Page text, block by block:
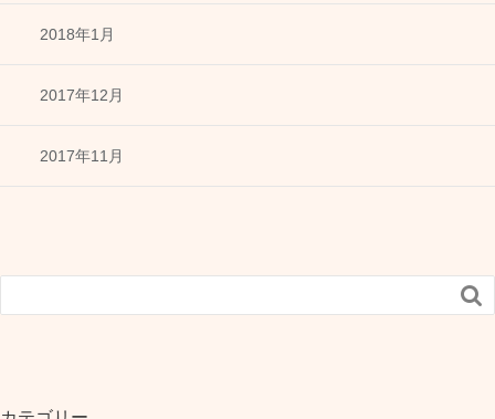
2018年1月
2017年12月
2017年11月
